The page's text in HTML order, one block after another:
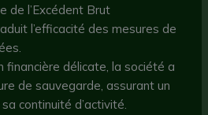
de l’Excédent Brut
l’efficacité des mesures de
délicate, la société a
de sauvegarde, assurant un
continuité d’activité.